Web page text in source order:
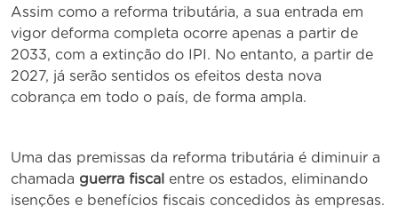
Assim como a reforma tributária, a sua entrada em
vigor deforma completa ocorre apenas a partir de
2033, com a extinção do IPI. No entanto, a partir de
2027, já serão sentidos os efeitos desta nova
cobrança em todo o país, de forma ampla.
Uma das premissas da reforma tributária é diminuir a
chamada guerra fiscal
entre os estados, eliminando
isenções e benefícios fiscais concedidos às empresas.